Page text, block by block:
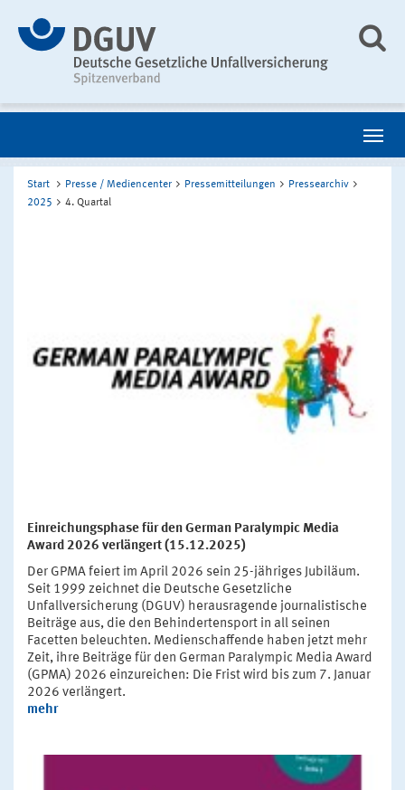
Start Presse / Mediencenter Pressemitteilungen
Pressearchiv
2025
4. Quartal
Einreichungsphase für den German Paralympic Media
Award 2026 verlängert (15.12.2025)
Der GPMA feiert im April 2026 sein 25-jähriges Jubiläum.
Seit 1999 zeichnet die Deutsche Gesetzliche
Unfallversicherung (DGUV) herausragende journalistische
Beiträge aus, die den Behindertensport in all seinen
Facetten beleuchten. Medienschaffende haben jetzt mehr
Zeit, ihre Beiträge für den German Paralympic Media Award
(GPMA) 2026 einzureichen: Die Frist wird bis zum 7. Januar
2026 verlängert.
mehr